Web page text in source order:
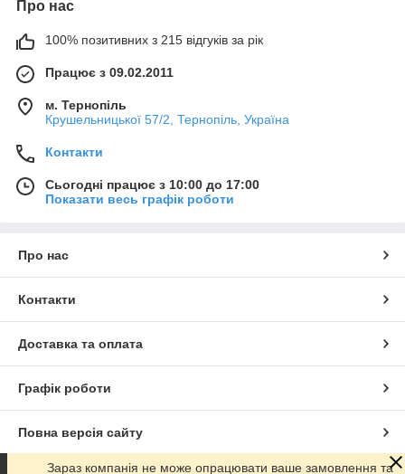
Про нас
100% позитивних з 215 відгуків за рік
Працює з 09.02.2011
м. Тернопіль
Крушельницької 57/2, Тернопіль, Україна
Контакти
Сьогодні працює з 10:00 до 17:00
Показати весь графік роботи
Про нас
Контакти
Доставка та оплата
Графік роботи
Повна версія сайту
Зараз компанія не може опрацювати ваше замовлення та